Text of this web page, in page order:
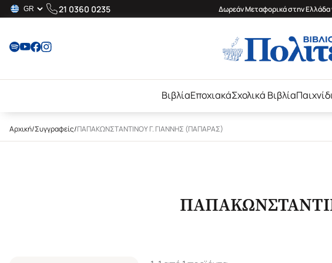
21 0360 0235 Δωρεάν Μεταφορικά στην Ελλάδα
ΒιβλίαΕποχιακάΣχολικά Βιβλία
Αρχική/Συγγραφείς/ΠΑΠΑΚΩΝΣΤΑΝΤΙΝΟΥ Γ. ΓΙΑΝΝΗΣ (ΠΑΠΑΡΑΣ)